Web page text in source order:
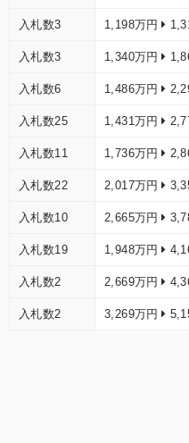
入札数3 1,198万円
入札数3 1,340万円
入札数6 1,486万円
入札数25 1,431万円
入札数11 1,736万円
入札数22 2,017万円
入札数10 2,665万円
入札数19 1,948万円
入札数2 2,669万円
入札数2 3,269万円